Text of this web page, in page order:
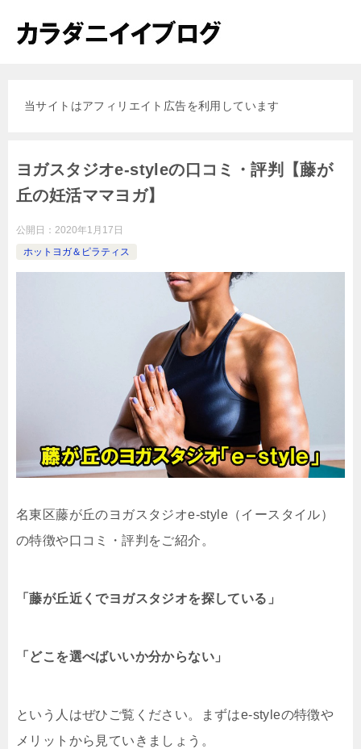
当サイトはアフィリエイト広告を利用しています
ヨガスタジオe-styleの口コミ・評判【藤が
丘の妊活ママヨガ】
公開日： 2020年1月17日
ホットヨガ＆ピラティス
名東区藤が丘のヨガスタジオe-style（イースタイル）
の特徴や口コミ・評判をご紹介。
「藤が丘近くでヨガスタジオを探している」
「どこを選べばいいか分からない」
という人はぜひご覧ください。まずはe-styleの特徴や
メリットから見ていきましょう。